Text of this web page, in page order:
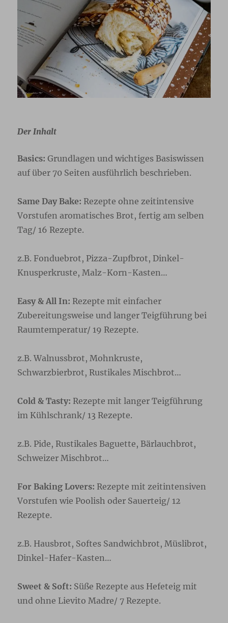
Der Inhalt
Basics:Grundlagen und wichtiges Basiswissen
auf über 70 Seiten ausführlich beschrieben.
Same Day Bake: Rezepte ohne zeitintensive
Vorstufen aromatisches Brot, fertig am selben
Tag/ 16 Rezepte.
z.B. Fonduebrot, Pizza-Zupfbrot, Dinkel-
Knusperkruste, Malz-Korn-Kasten…
Easy & All In: Rezepte mit einfacher
Zubereitungsweise und langer Teigführung bei
Raumtemperatur/ 19 Rezepte.
z.B. Walnussbrot, Mohnkruste,
Schwarzbierbrot, Rustikales Mischbrot…
Cold & Tasty: Rezepte mit langer Teigführung
im Kühlschrank/ 13 Rezepte.
z.B. Pide, Rustikales Baguette, Bärlauchbrot,
Schweizer Mischbrot…
For Baking Lovers: Rezepte mit zeitintensiven
Vorstufen wie Poolish oder Sauerteig/ 12
Rezepte.
z.B. Hausbrot, Softes Sandwichbrot, Müslibrot,
Dinkel-Hafer-Kasten…
Sweet & Soft: Süße Rezepte aus Hefeteig mit
und ohne Lievito Madre/ 7 Rezepte.